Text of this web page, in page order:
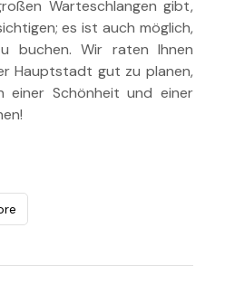
Warteschlangen gibt,
es ist auch möglich,
buchen. Wir raten Ihnen
Hauptstadt gut zu planen,
einer Schönheit und einer